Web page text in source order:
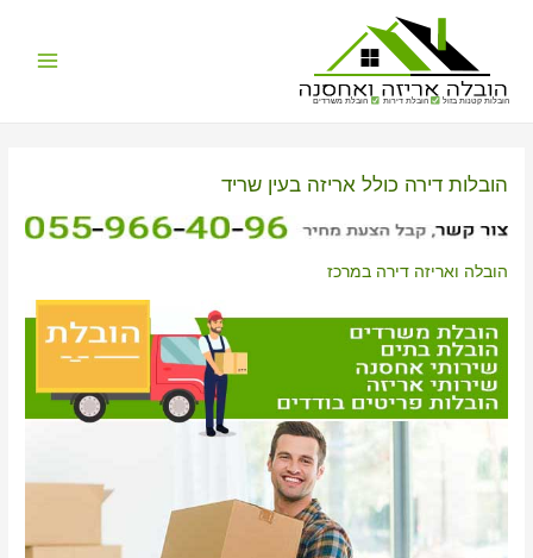
הובלות קטנות בזול הובלת דירות הובלת משרדים
הובלות דירה כולל אריזה בעין שריד
הובלה ואריזה דירה במרכז